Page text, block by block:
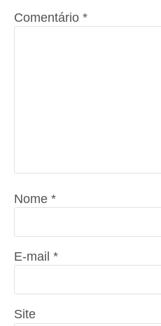
Comentário *
Nome *
E-mail *
Site